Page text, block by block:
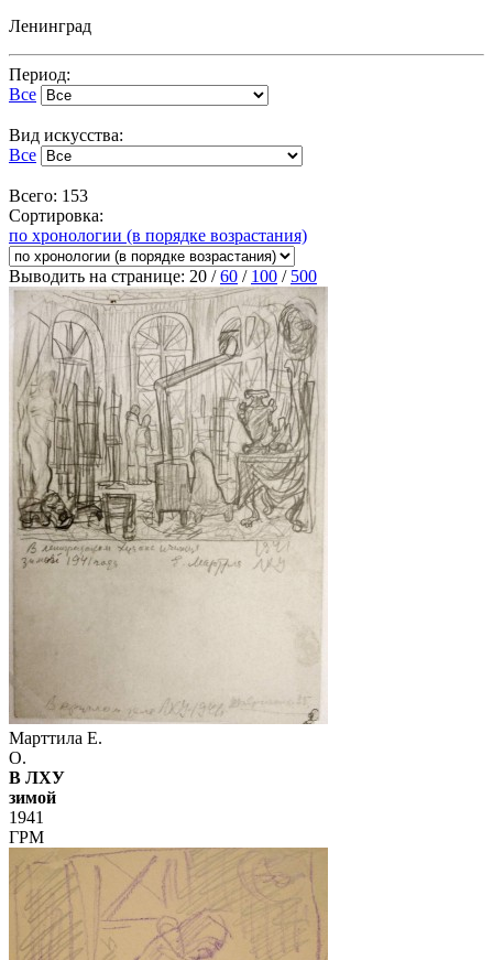
Ленинград
Период:
Все
Вид искусства:
Все
Всего: 153
Сортировка:
по хронологии (в порядке возрастания)
Выводить на странице: 20 /60 / 100 / 500
Марттила Е.
О.
В ЛХУ
зимой
1941
ГРМ